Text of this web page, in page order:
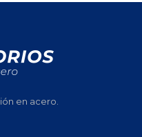
en acero.